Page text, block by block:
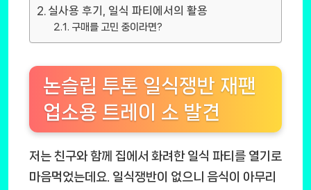
실사용 후기, 일식 파티에서의 활용
구매를 고민 중이라면?
논슬립 투톤 일식쟁반 재팬
업소용 트레이 소 발견
저는 친구와 함께 집에서 화려한 일식 파티를 열기로
마음먹었는데요. 일식쟁반이 없으니 음식이 아무리